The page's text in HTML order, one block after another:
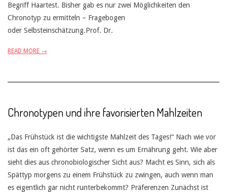
Begriff Haartest. Bisher gab es nur zwei Möglichkeiten den
Chronotyp zu ermitteln – Fragebogen
oder Selbsteinschätzung.Prof. Dr.
READ MORE →
Chronotypen und ihre favorisierten Mahlzeiten
„Das Frühstück ist die wichtigste Mahlzeit des Tages!“ Nach wie vor
ist das ein oft gehörter Satz, wenn es um Ernährung geht. Wie aber
sieht dies aus chronobiologischer Sicht aus? Macht es Sinn, sich als
Spättyp morgens zu einem Frühstück zu zwingen, auch wenn man
es eigentlich gar nicht runterbekommt? Präferenzen Zunächst ist